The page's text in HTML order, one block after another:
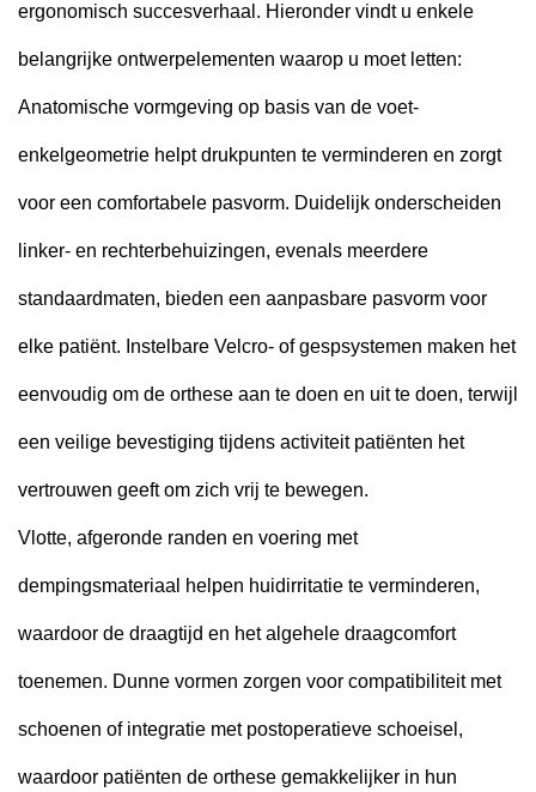
ergonomisch succesverhaal. Hieronder vindt u enkele
belangrijke ontwerpelementen waarop u moet letten:
Anatomische vormgeving op basis van de voet-
enkelgeometrie helpt drukpunten te verminderen en zorgt
voor een comfortabele pasvorm. Duidelijk onderscheiden
linker- en rechterbehuizingen, evenals meerdere
standaardmaten, bieden een aanpasbare pasvorm voor
elke patiënt. Instelbare Velcro- of gespsystemen maken het
eenvoudig om de orthese aan te doen en uit te doen, terwijl
een veilige bevestiging tijdens activiteit patiënten het
vertrouwen geeft om zich vrij te bewegen.
Vlotte, afgeronde randen en voering met
dempingsmateriaal helpen huidirritatie te verminderen,
waardoor de draagtijd en het algehele draagcomfort
toenemen. Dunne vormen zorgen voor compatibiliteit met
schoenen of integratie met postoperatieve schoeisel,
waardoor patiënten de orthese gemakkelijker in hun